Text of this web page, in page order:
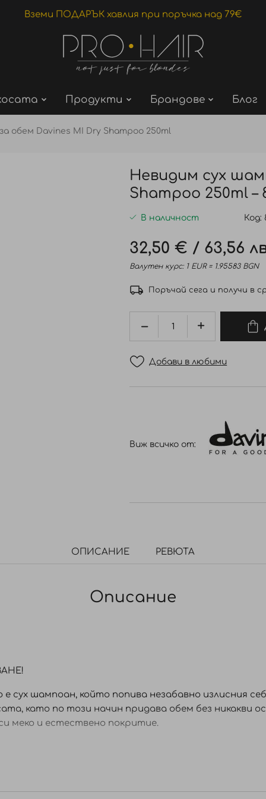
Вземи ПОДАРЪК хавлия при поръчка над 79€
Продукти Брандове Блог
обем Davines MI Dry Shampoo 250ml
Невидим сух
Shampoo 250ml –
В наличност Код
32,50 € / 63,56
Валутен курс: 1 EUR = 1.95583 BGN
Поръчай сега и получи в
Добави в любими
Виж всичко от:
ОПИСАНИЕ РЕВЮТА
Описание
е сух шампоан, който попива незабавно излисния
като по този начин придава обем без никакви
меко и естествено покритие.